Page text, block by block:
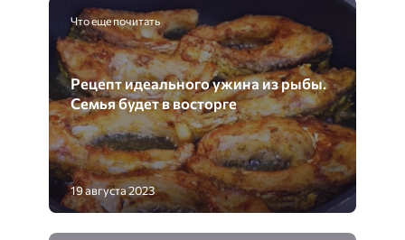
Что еще почитать
Рецепт идеального ужина из рыбы.
Семья будет в восторге
19 августа 2023